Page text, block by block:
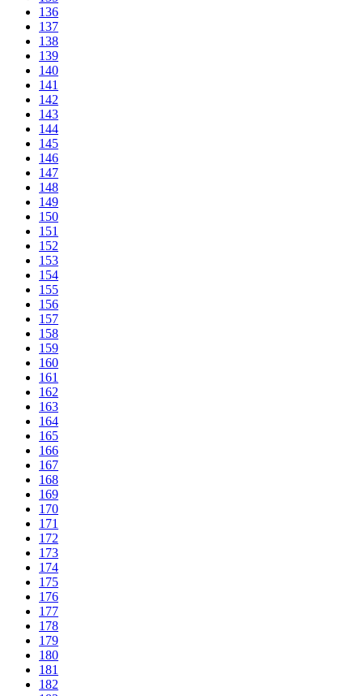
136
137
138
139
140
141
142
143
144
145
146
147
148
149
150
151
152
153
154
155
156
157
158
159
160
161
162
163
164
165
166
167
168
169
170
171
172
173
174
175
176
177
178
179
180
181
182